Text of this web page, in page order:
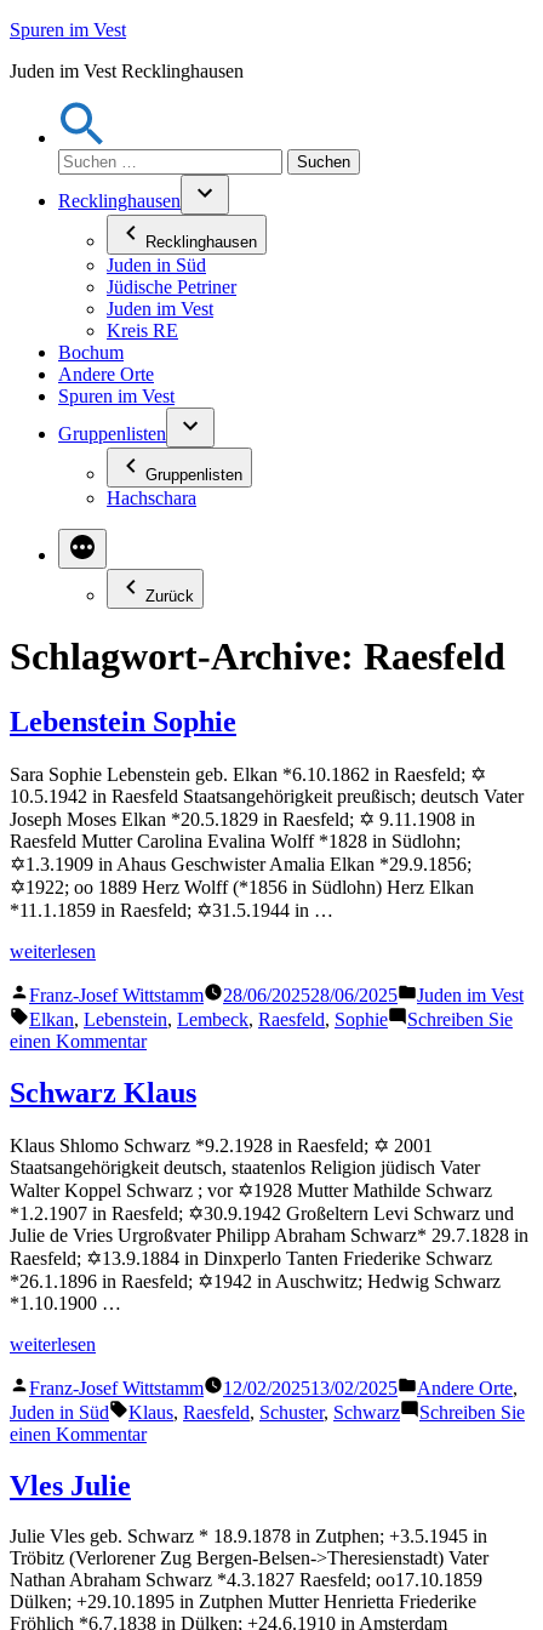
Zum
springen
Spuren im Vest
Juden im Vest Recklinghausen
Suchen
nach:
Recklinghausen
Recklinghausen
Juden in Süd
Jüdische Petriner
Juden im Vest
Kreis RE
Bochum
Andere Orte
Spuren im Vest
Gruppenlisten
Gruppenlisten
Hachschara
Zurück
Schlagwort-Archive: Raesfeld
Lebenstein Sophie
Sara Sophie Lebenstein geb. Elkan *6.10.1862 in Raesfeld; ✡
10.5.1942 in Raesfeld Staatsangehörigkeit preußisch; deutsch Vater
Joseph Moses Elkan *20.5.1829 in Raesfeld; ✡ 9.11.1908 in
Raesfeld Mutter Carolina Evalina Wolff *1828 in Südlohn;
✡1.3.1909 in Ahaus Geschwister Amalia Elkan *29.9.1856;
✡1922; oo 1889 Herz Wolff (*1856 in Südlohn) Herz Elkan
*11.1.1859 in Raesfeld; ✡31.5.1944 in …
„Lebenstein
weiterlesen
Veröffentlicht
von
Franz-Josef Wittstamm 28/06/202528/06/2025
Veröffentlicht
in
Juden im Vest
Schlagwörter:
Elkan, Lebenstein, Lembeck, Raesfeld, Sophie
Schreiben Sie
einen Kommentarzu
Sophie
Schwarz Klaus
Klaus Shlomo Schwarz *9.2.1928 in Raesfeld; ✡ 2001
Staatsangehörigkeit deutsch, staatenlos Religion jüdisch Vater
Walter Koppel Schwarz ; vor ✡1928 Mutter Mathilde Schwarz
*1.2.1907 in Raesfeld; ✡30.9.1942 Großeltern Levi Schwarz und
Julie de Vries Urgroßvater Philipp Abraham Schwarz* 29.7.1828 in
Raesfeld; ✡13.9.1884 in Dinxperlo Tanten Friederike Schwarz
*26.1.1896 in Raesfeld; ✡1942 in Auschwitz; Hedwig Schwarz
*1.10.1900 …
„Schwarz
weiterlesen
Veröffentlicht
von
Franz-Josef Wittstamm 12/02/202513/02/2025
Veröffentlicht
in
Andere Orte,
Juden in Süd
Schlagwörter:
Klaus, Raesfeld, Schuster, Schwarz
Schreiben Sie
einen Kommentarzu
Vles Julie
Julie Vles geb. Schwarz * 18.9.1878 in Zutphen; +3.5.1945 in
Tröbitz (Verlorener Zug Bergen-Belsen->Theresienstadt) Vater
Nathan Abraham Schwarz *4.3.1827 Raesfeld; oo17.10.1859
Dülken; +29.10.1895 in Zutphen Mutter Henrietta Friederike
Fröhlich *6.7.1838 in Dülken; +24.6.1910 in Amsterdam